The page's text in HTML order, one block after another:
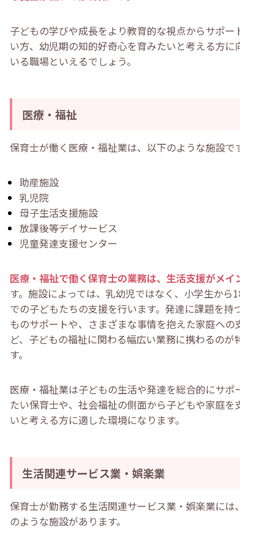
子どもの学びや成長をより教育的な視点からサポートした
い方、幼児期の知的好奇心を育みたいと考える方に向いて
いる職場といえるでしょう。
医療・福祉
保育士が働く医療・福祉業は、以下のような施設です。
助産施設
乳児院
母子生活支援施設
放課後等デイサービス
児童発達支援センター
医療・福祉で働く保育士の業務は、生活支援がメイン
す。施設によっては、乳幼児ではなく、小学生から18歳ま
での子どもたちの支援を行います。発達に課題を持つ子ど
ものサポートや、さまざまな事情を抱えた家庭への支援な
ど、子どもの福祉に関わる幅広い業務に携わるのが特徴で
す。
医療・福祉業は子どもの生活や発達を総合的にサポートし
たい保育士や、社会福祉の側面から子どもや家庭を支えた
いと考える方に適した環境になります。
生活関連サービス業・娯楽業
保育士が勤務する生活関連サービス業・娯楽業には、下記
のような施設があります。